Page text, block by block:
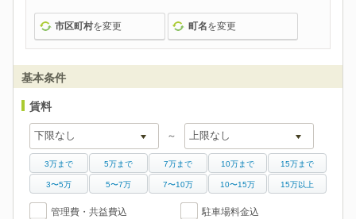
市区町村を変更 町名を変更
基本条件
賃料
～
3万まで 5万まで 7万まで 10万まで 15万まで
3〜5万 5〜7万 7〜10万 10〜15万 15万以上
管理費・共益費込 駐車場料金込